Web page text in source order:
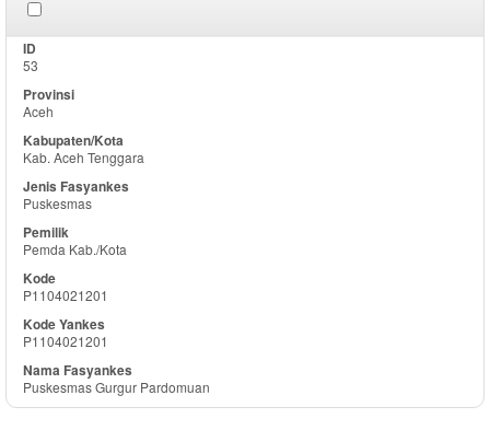
53
Aceh
Kab. Aceh Tenggara
Puskesmas
Pemda Kab./Kota
P1104021201
P1104021201
Puskesmas Gurgur Pardomuan